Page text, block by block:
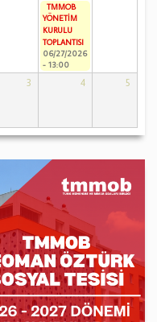
TMMOB
YÖNETİM
KURULU
TOPLANTISI
06/27/2026
- 13:00
3 4 5